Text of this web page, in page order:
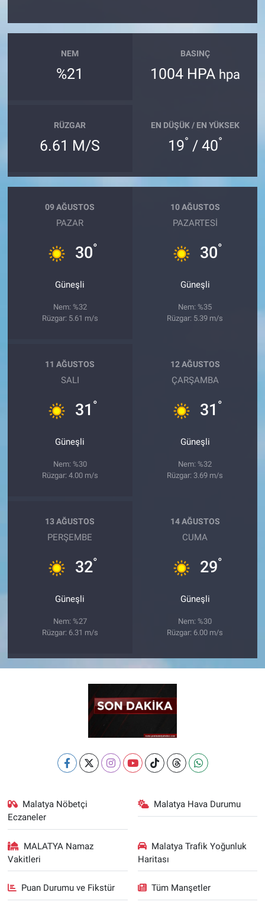
NEM
%21
BASINÇ
1004 HPA hpa
RÜZGAR
6.61 M/S
EN DÜŞÜK / EN YÜKSEK
19° / 40°
09 AĞUSTOS
PAZAR
30°
Güneşli
Nem: %32
Rüzgar: 5.61 m/s
10 AĞUSTOS
PAZARTESI
30°
Güneşli
Nem: %35
Rüzgar: 5.39 m/s
11 AĞUSTOS
SALI
31 °
Güneşli
Nem: %30
Rüzgar: 4.00 m/s
12 AĞUSTOS
ÇARŞAMBA
31 °
Güneşli
Nem: %32
Rüzgar: 3.69 m/s
13 AĞUSTOS
PERŞEMBE
32°
Güneşli
Nem: %27
Rüzgar: 6.31 m/s
14 AĞUSTOS
CUMA
29°
Güneşli
Nem: %30
Rüzgar: 6.00 m/s
Malatya Nöbetçi
Eczaneler
Malatya Hava Durumu
MALATYA Namaz
Vakitleri
Malatya Trafik Yoğunluk
Haritası
Puan Durumu ve Fikstür Tüm Manşetler